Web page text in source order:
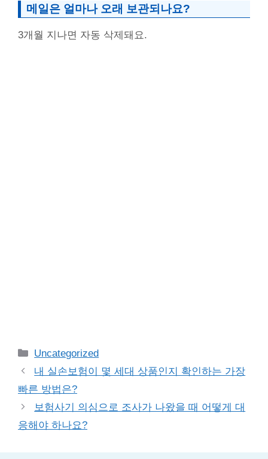
메일은 얼마나 오래 보관되나요?
3개월 지나면 자동 삭제돼요.
Categories
Uncategorized
내 실손보험이 몇 세대 상품인지 확인하는 가장
빠른 방법은?
보험사기 의심으로 조사가 나왔을 때 어떻게 대
응해야 하나요?